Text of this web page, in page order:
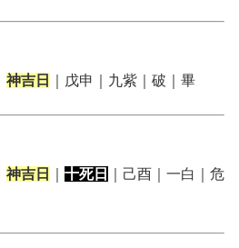
神吉日 ｜戊申｜九紫｜破｜畢
神吉日 十死日
｜己酉｜一白｜危